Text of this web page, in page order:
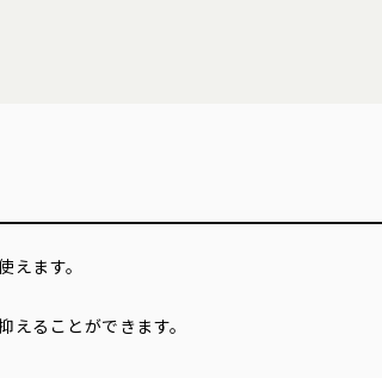
ます。
ることができます。